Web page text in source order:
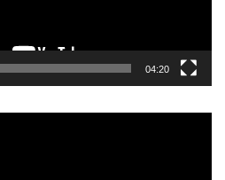
04:20